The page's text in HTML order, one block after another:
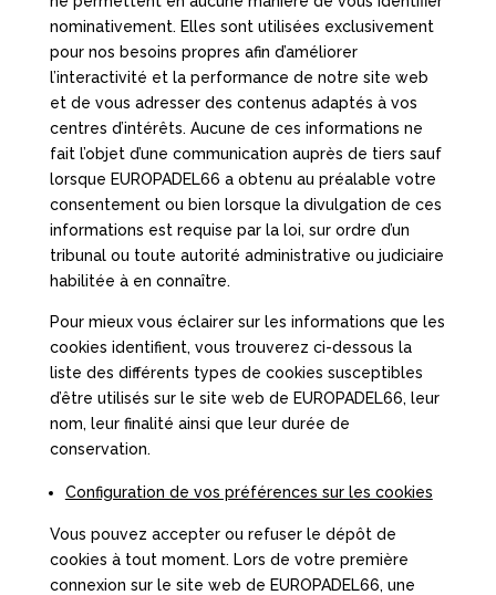
nominativement. Elles sont utilisées exclusivement
pour nos besoins propres afin d’améliorer
l’interactivité et la performance de notre site web
et de vous adresser des contenus adaptés à vos
centres d’intérêts. Aucune de ces informations ne
fait l’objet d’une communication auprès de tiers sauf
lorsque EUROPADEL66 a obtenu au préalable votre
consentement ou bien lorsque la divulgation de ces
informations est requise par la loi, sur ordre d’un
tribunal ou toute autorité administrative ou judiciaire
habilitée à en connaître.
Pour mieux vous éclairer sur les informations que les
cookies identifient, vous trouverez ci-dessous la
liste des différents types de cookies susceptibles
d’être utilisés sur le site web de EUROPADEL66, leur
nom, leur finalité ainsi que leur durée de
conservation.
Configuration de vos préférences sur les cookies
Vous pouvez accepter ou refuser le dépôt de
cookies à tout moment. Lors de votre première
connexion sur le site web de EUROPADEL66, une